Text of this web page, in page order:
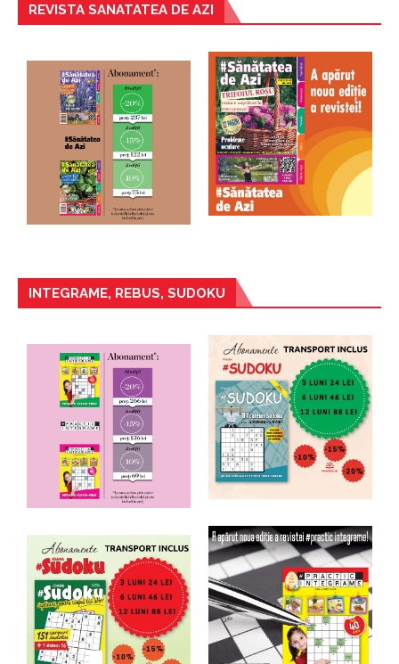
REVISTA SANATATEA DE AZI
INTEGRAME, REBUS, SUDOKU